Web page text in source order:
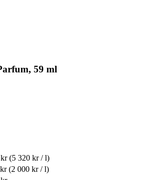
59 ml
(5 320 kr / l)
(2 000 kr / l)